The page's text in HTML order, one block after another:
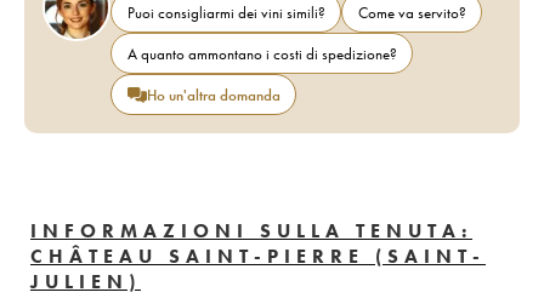
Puoi consigliarmi dei vini simili?
Come va servito?
A quanto ammontano i costi di spedizione?
Ho un'altra domanda
INFORMAZIONI SULLA TENUTA:
CHÂTEAU SAINT-PIERRE (SAINT-
JULIEN)